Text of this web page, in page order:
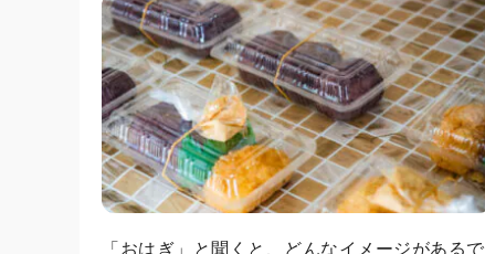
「おはぎ」と聞くと、どんなイメージがあるで